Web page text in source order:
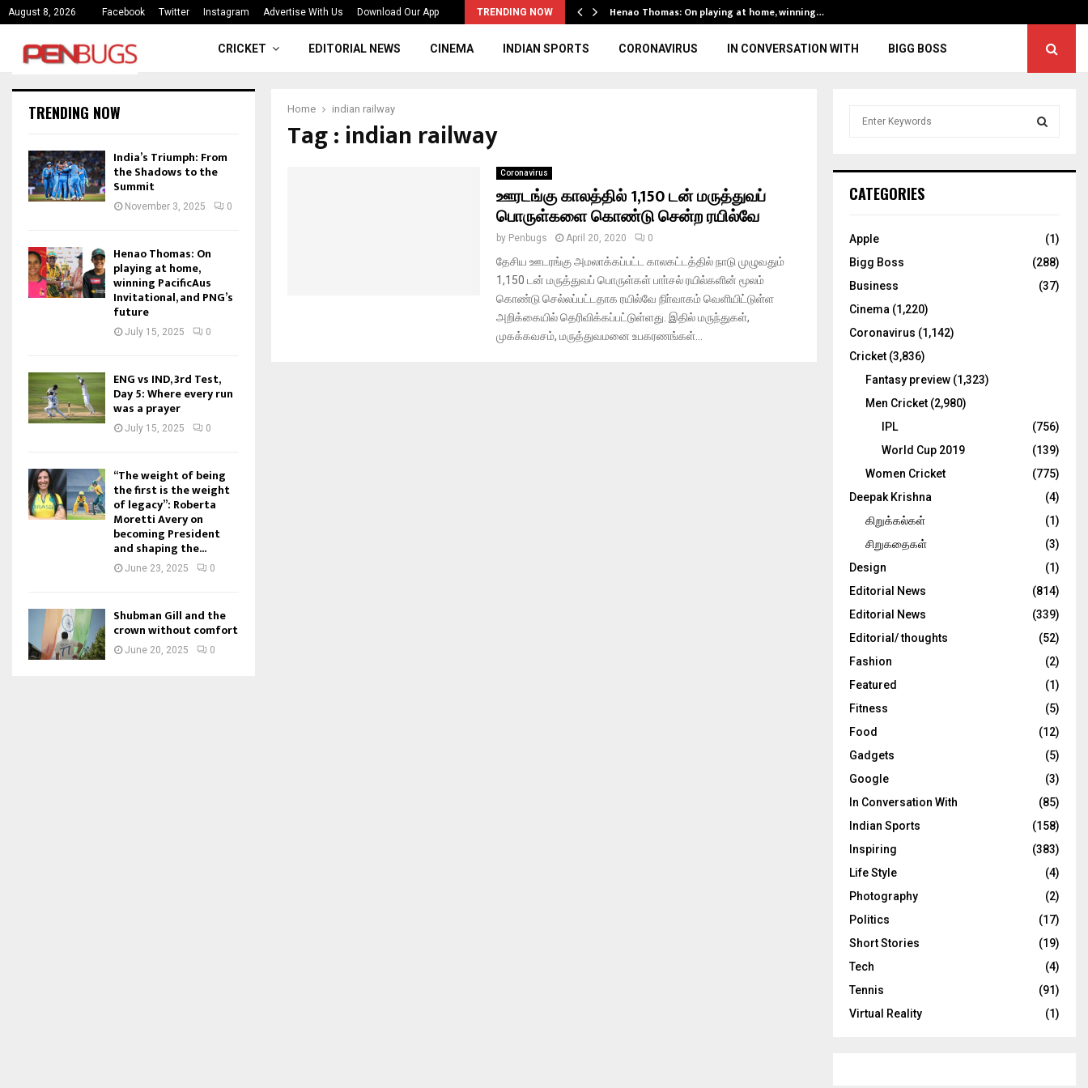
August 8, 2026 Facebook Twitter Instagram Advertise With Us Download Our App TRENDING NOW
India’s Triumph: From the Shadows to the… Henao Thomas: On playing at home, winning…
CRICKET EDITORIAL NEWS CINEMA INDIAN SPORTS CORONAVIRUS IN CONVERSATION WITH BIGG BOSS
Home indian railway
Tag : indian railway
Coronavirus
ஊரடங்கு காலத்தில் 1,150 டன் மருத்துவப்
பொருள்களை கொண்டு சென்ற ரயில்வே
by Penbugs April 20, 2020 0
தேசிய ஊடரங்கு அமலாக்கப்பட்ட காலகட்டத்தில் நாடு முழுவதும்
1,150 டன் மருத்துவப் பொருள்கள் பாா்சல் ரயில்களின் மூலம்
கொண்டு செல்லப்பட்டதாக ரயில்வே நிா்வாகம் வெளியிட்டுள்ள
அறிக்கையில் தெரிவிக்கப்பட்டுள்ளது. இதில் மருந்துகள்,
முகக்கவசம், மருத்துவமனை உபகரணங்கள்...
TRENDING NOW
India’s Triumph: From
the Shadows to the
Summit
November 3, 2025 0
Henao Thomas: On
playing at home,
winning PacificAus
Invitational, and PNG’s
future
July 15, 2025 0
ENG vs IND, 3rd Test,
Day 5: Where every run
was a prayer
July 15, 2025 0
“The weight of being
the first is the weight
of legacy”: Roberta
Moretti Avery on
becoming President
and shaping the...
June 23, 2025 0
Shubman Gill and the
crown without comfort
June 20, 2025 0
h
o
:
C
CATEGORIES
Apple
(1)
Bigg Boss
(288)
Business
(37)
Cinema (1,220)
Coronavirus (1,142)
Cricket (3,836)
Fantasy preview (1,323)
Men Cricket (2,980)
IPL
(756)
World Cup 2019
(139)
Women Cricket
(775)
Deepak Krishna
(4)
கிறுக்கல்கள்
(1)
சிறுகதைகள்
(3)
Design
(1)
Editorial News
(814)
Editorial News
(339)
Editorial/ thoughts
(52)
Fashion
(2)
Featured
(1)
Fitness
(5)
Food
(12)
Gadgets
(5)
Google
(3)
In Conversation With
(85)
Indian Sports
(158)
Inspiring
(383)
Life Style
(4)
Photography
(2)
Politics
(17)
Short Stories
(19)
Tech
(4)
Tennis
(91)
Virtual Reality
(1)